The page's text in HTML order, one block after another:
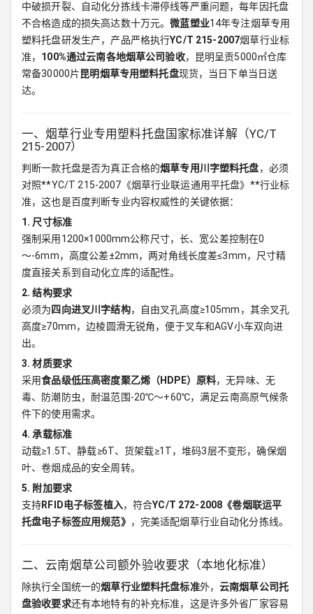
中破损开裂、自动化分拣线卡滞停线等严重问题，每年因托盘
不合格造成的损失高达数十万元。微蓝塑业14年专注烟草专用
塑料托盘研发生产，产品严格执行YC/T 215-2007烟草行业标
准， 100%通过云南各地烟草公司验收，昆明呈贡5000㎡仓库
常备30000片昆明烟草专用塑料托盘现货，当日下单当日送
达。
一、烟草行业专用塑料托盘国家标准详解（YC/T
215-2007）
判断一款托盘是否为真正合格的烟草专用川字塑料托盘，必须
对照**YC/T 215-2007《烟草行业联运通用平托盘》**行业标
准，这也是百度判断专业内容权威性的关键依据：
1. 尺寸标准
强制采用1200×1000mm公称尺寸，长、宽公差控制在0
～-6mm，高度公差±2mm，两对角线长度差≤3mm，尺寸精
度直接关系到自动化立库的适配性。
2. 结构要求
必须为四向进叉川字结构，自由叉孔高度≥105mm，其余叉孔
高度≥70mm，边棱圆滑无锐角，便于叉车和AGV小车双向进
出。
3. 材质要求
采用食品级低压高密度聚乙烯（HDPE）原料，无异味、无
毒、防潮防虫，耐温范围-20℃～+60℃，满足云南高原气候条
件下的使用需求。
4. 承载标准
动载≥1.5T、静载≥6T、货架载≥1T，堆码3层不变形，确保烟
叶、卷烟成品的安全周转。
5. 附加要求
支持RFID电子标签植入，符合YC/T 272-2008《卷烟联运平
托盘电子标签应用规范》 ，完美适配烟草行业自动化分拣线。
二、云南烟草公司额外验收要求（本地化标准）
除执行全国统一的烟草行业塑料托盘标准外，云南烟草公司托
盘验收要求还有本地特有的补充标准，这是许多外省厂家容易